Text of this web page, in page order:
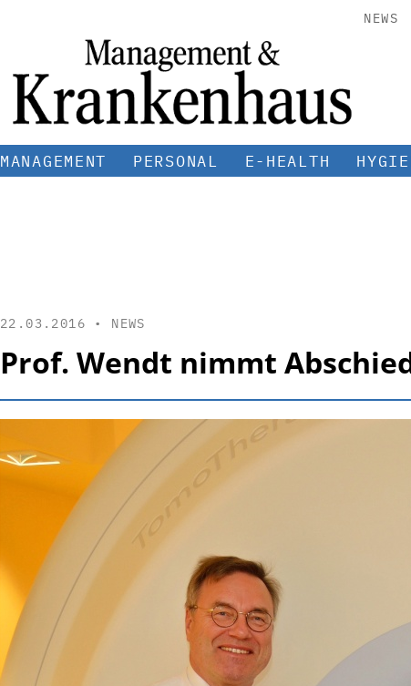
NEWS
MANAGEMENT PERSONAL E-HEALTH
22.03.2016 • NEWS
Prof. Wendt nimmt